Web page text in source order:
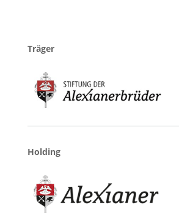
Träger
Holding